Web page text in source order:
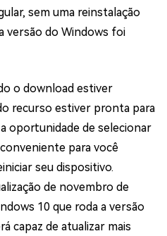
sem uma reinstalação
versão do Windows foi
o download estiver
recurso estiver pronta para
oportunidade de selecionar
para você
seu dispositivo.
de novembro de
10 que roda a versão
capaz de atualizar mais